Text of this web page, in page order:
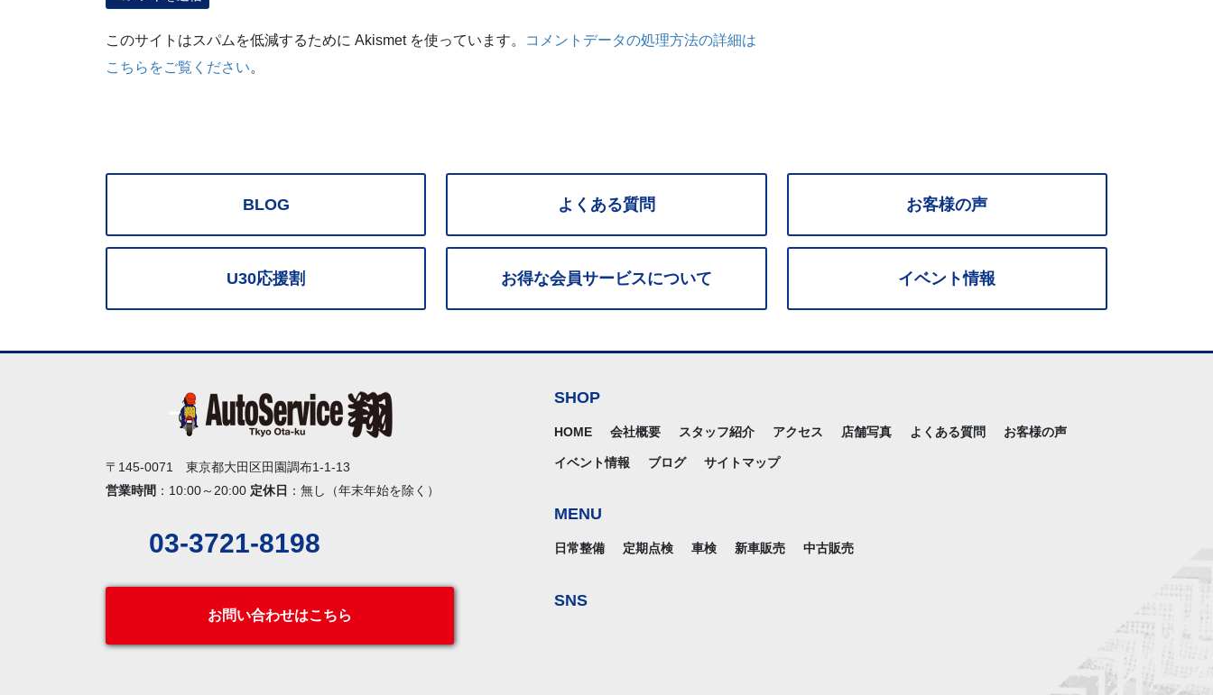
このサイトはスパムを低減するために Akismet を使っています。
コメントデータの処理方法の詳細は
こちらをご覧ください。
BLOG よくある質問 お客様の声
U30応援割 お得な会員サービスについて イベント情報
〒145-0071 東京都大田区田園調布1-1-13
営業時間 ：10:00～20:00 定休日 ：無し（年末年始を除く）
03-3721-8198
お問い合わせはこちら
SHOP
HOME 会社概要 スタッフ紹介 アクセス 店舗写真 よくある質問 お客様の声
イベント情報 ブログ サイトマップ
MENU
日常整備 定期点検 車検 新車販売 中古販売
SNS